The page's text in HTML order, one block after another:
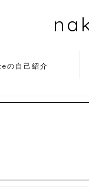
の自己紹介